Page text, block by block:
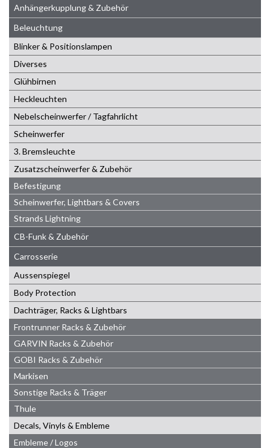
Anhängerkupplung & Zubehör
Beleuchtung
Blinker & Positionslampen
Diverses
Glühbirnen
Heckleuchten
Nebelscheinwerfer / Tagfahrlicht
Scheinwerfer
3. Bremsleuchte
Zusatzscheinwerfer & Zubehör
Befestigung
Scheinwerfer, Lightbars & Covers
Strands Lightning
CB-Funk & Zubehör
Carrosserie
Aussenspiegel
Body Protection
Dachträger, Racks & Lightbars
Frontrunner Racks & Zubehör
GARVIN Racks & Zubehör
GOBI Racks & Zubehör
Markisen
Sonstige Racks & Träger
Thule
Decals, Vinyls & Embleme
Embleme / Logos